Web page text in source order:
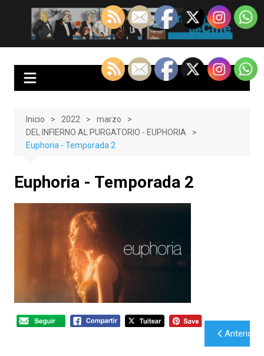
contenido
EnClave de Cine
Crítica cinematográfica y audiovisual. Punto de encuentro para los
Inicio 2022
marzo
DEL INFIERNO AL PURGATORIO - EUPHORIA
Euphoria - Temporada 2
Euphoria - Temporada 2
Navegación
Anterior